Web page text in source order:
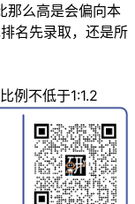
那么高是会偏向本
名先录取，还是所
例不低于1:1.2